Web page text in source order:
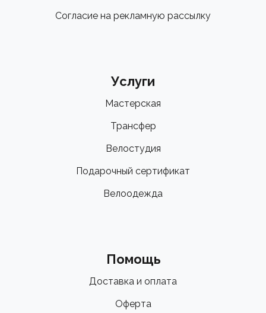
Согласие на рекламную рассылку
Услуги
Мастерская
Трансфер
Велостудия
Подарочный сертификат
Велоодежда
Помощь
Доставка и оплата
Оферта